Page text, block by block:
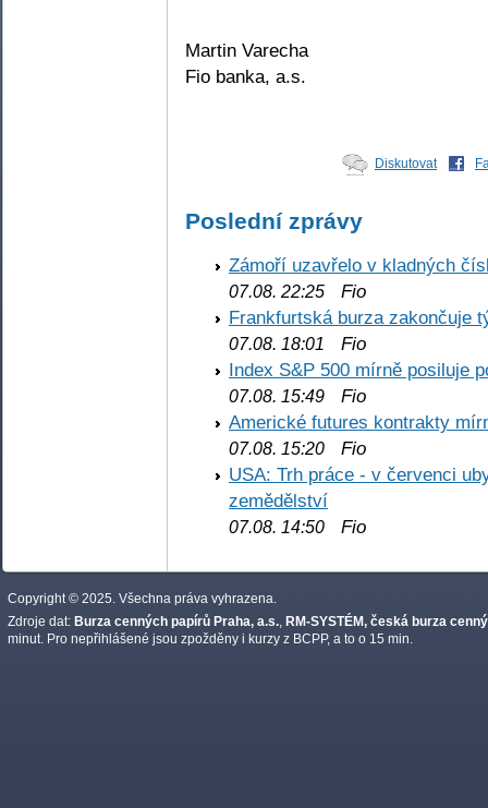
Martin Varecha
Fio banka, a.s.
Diskutovat
Poslední zprávy
Zámoří uzavřelo v kladných
07.08. 22:25 Fio
Frankfurtská burza zakončuje
07.08. 18:01
Fio
Index S&P 500 mírně posiluje
07.08. 15:49 Fio
Americké futures kontrakty
07.08. 15:20 Fio
USA: Trh práce - v červenci
zemědělství
07.08. 14:50 Fio
Copyright © 2025. Všechna práva vyhrazena.
Zdroje dat: Burza cenných papírů Praha, a.s., RM-SYSTÉM, česká burza
minut. Pro nepřihlášené jsou zpožděny i kurzy z BCPP, a to o 15 min.